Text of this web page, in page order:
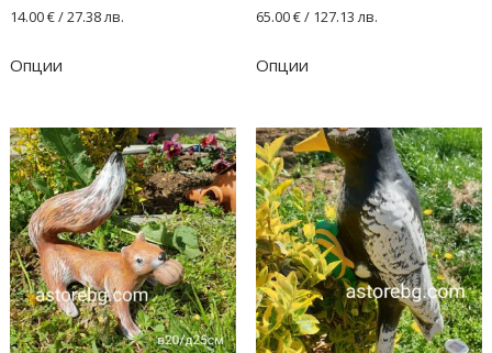
14.00€/ 27.38 лв.
Опции
65.00€/ 127.13 лв.
Опции